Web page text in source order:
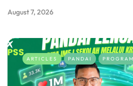
August 7, 2026
ARTICLES PANDAI PROGRAM